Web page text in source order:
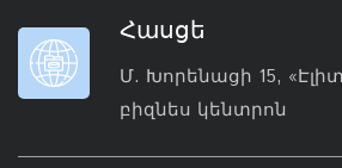
Հասցե
Մ. Խորենացի 15,
բիզնես կենտրոն